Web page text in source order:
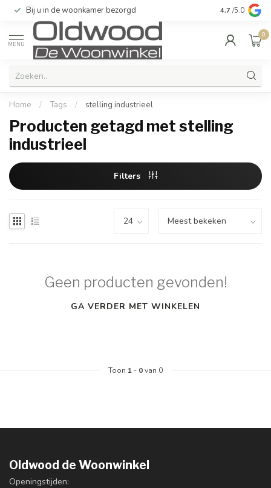
Bij u in de woonkamer bezorgd Kwaliteit &
4.7 /5.0
MENU
0
Home / Tags / stelling industrieel
Producten getagd met stelling
industrieel
Filters
Geen producten gevonden!
GA VERDER MET WINKELEN
Toon 1 - 0van 0
Oldwood de Woonwinkel
Openingstijden: